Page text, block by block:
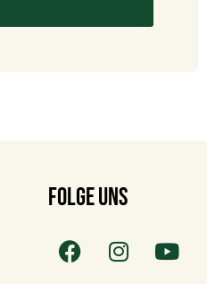
folge uns